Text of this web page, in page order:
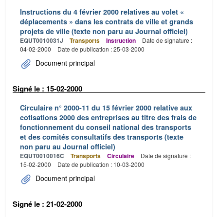
Instructions du 4 février 2000 relatives au volet «
déplacements » dans les contrats de ville et grands
projets de ville (texte non paru au Journal officiel)
EQUT0010031J Transports Instruction
Date de signature :
04-02-2000
Date de publication : 25-03-2000
Document principal
Signé le : 15-02-2000
Circulaire n° 2000-11 du 15 février 2000 relative aux
cotisations 2000 des entreprises au titre des frais de
fonctionnement du conseil national des transports
et des comités consultatifs des transports (texte
non paru au Journal officiel)
EQUT0010016C Transports Circulaire
Date de signature :
15-02-2000
Date de publication : 10-03-2000
Document principal
Signé le : 21-02-2000